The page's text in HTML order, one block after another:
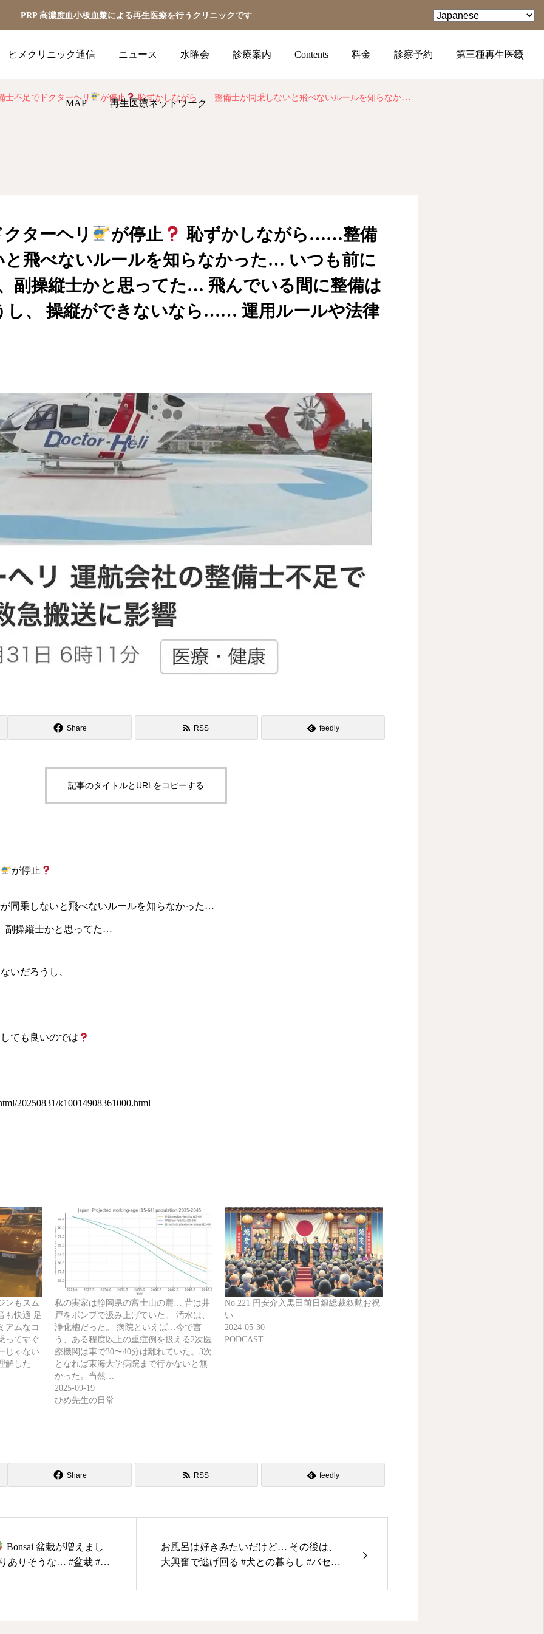
PRP 高濃度血小板血漿による再生医療を行うクリニックです
ヒメクリニック通信 ニュース 水曜会 診療案内 Contents 料金 診察予約 第三種再生医療
MAP 再生医療ネットワーク
士不足でドクターヘリ が停止 恥ずかしながら……整備士が同乗しないと飛べないルールを知らなかった… いつも前には2人乗るので、副操縦士かと思ってた… 飛んでいる間に整備はできないだろうし、 操縦ができないなら…… 運用ルールや法律を…
ターヘリ が停止
恥ずかしながら……整備
と飛べないルールを知らなかった… いつも前に
副操縦士かと思ってた… 飛んでいる間に整備は
し、 操縦ができないなら…… 運用ルールや法律
Share RSS feedly
記事のタイトルとURLをコピーする
が停止
同乗しないと飛べないルールを知らなかった…
副操縦士かと思ってた…
いだろうし、
ても良いのでは
20250831/k10014908361000.html
ンもスム
も快適 足
アムなコ
ってすぐ
じゃない
解した
私の実家は静岡県の富士山の麓… 昔は井
戸をポンプで汲み上げていた。 汚水は、
浄化槽だった。 病院といえば…今で言
う、ある程度以上の重症例を扱える2次医
療機関は車で30〜40分は離れていた。3次
となれば東海大学病院まで行かないと無
かった。当然…
2025-09-19
ひめ先生の日常
No.221 円安介入黒田前日銀総裁叙勲お祝
い
2024-05-30
PODCAST
Share RSS feedly
Bonsai 盆栽が増えまし
ありそうな… #盆栽 #bo
お風呂は好きみたいだけど… その後は、
大興奮で逃げ回る #犬との暮らし #バセッ
dsofinstagram